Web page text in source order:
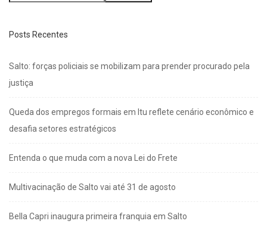
Posts Recentes
Salto: forças policiais se mobilizam para prender procurado pela
justiça
Queda dos empregos formais em Itu reflete cenário econômico e
desafia setores estratégicos
Entenda o que muda com a nova Lei do Frete
Multivacinação de Salto vai até 31 de agosto
Bella Capri inaugura primeira franquia em Salto